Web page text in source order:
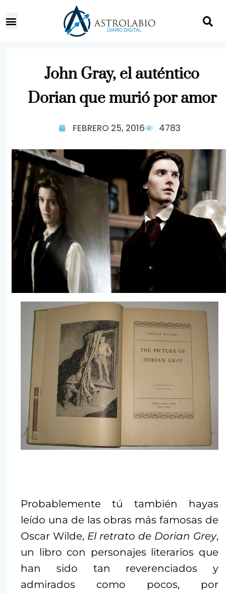
John Gray, el auténtico
Dorian que murió por amor
FEBRERO 25, 2016 4783
Probablemente tú también hayas
leído una de las obras más famosas de
Oscar Wilde, El retrato de Dorian Grey,
un libro con personajes literarios que
han sido tan reverenciados y
admirados como pocos, por